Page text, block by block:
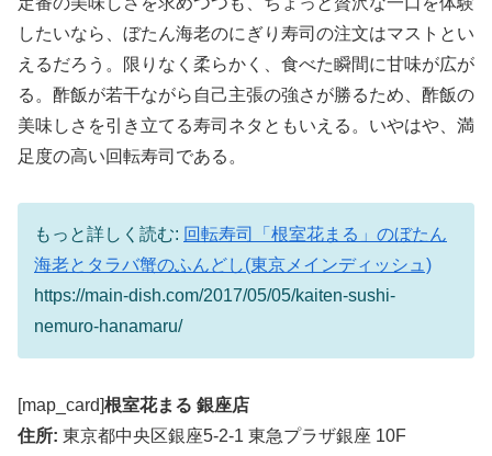
したいなら、ぼたん海老のにぎり寿司の注文はマストとい
えるだろう。限りなく柔らかく、食べた瞬間に甘味が広が
る。酢飯が若干ながら自己主張の強さが勝るため、酢飯の
美味しさを引き立てる寿司ネタともいえる。いやはや、満
足度の高い回転寿司である。
もっと詳しく読む: 回転寿司「根室花まる」のぼたん
海老とタラバ蟹のふんどし(東京メインディッシュ)
https://main-dish.com/2017/05/05/kaiten-sushi-
nemuro-hanamaru/
[map_card]根室花まる 銀座店
住所: 東京都中央区銀座5-2-1 東急プラザ銀座 10F